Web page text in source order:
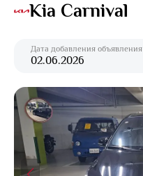
Kia Carnival
Дата добавления объявления
02.06.2026